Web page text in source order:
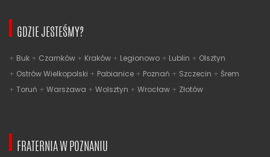
GDZIE JESTEŚMY?
Buk Czarnków Kraków Legionowo Lublin
Olsztyn
Ostrów Wielkopolski
Pabianice Poznań Szczecin
Śrem
Toruń
Warszawa Wolsztyn Wrocław Złotów
FRATERNIA W POZNANIU